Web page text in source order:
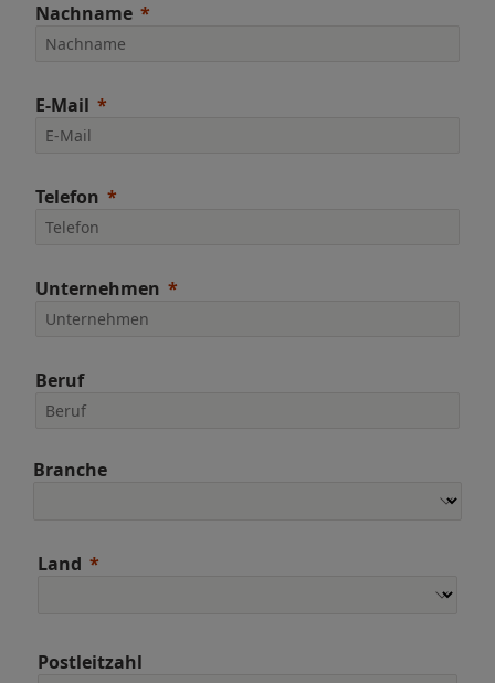
Nachname
E-Mail
Telefon
Unternehmen
Beruf
Branche
Land
Postleitzahl